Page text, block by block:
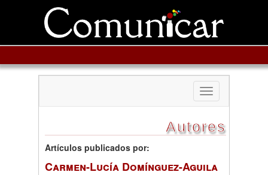
Toggle
navigation
Autores
Artículos publicados por:
Carmen-Lucía Domínguez-Aguila